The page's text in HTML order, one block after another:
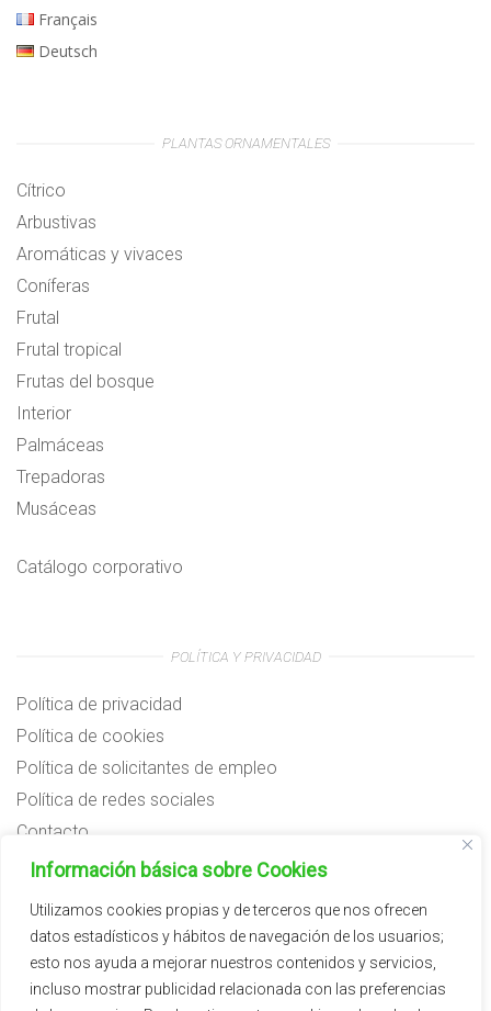
Información básica sobre Cookies
Utilizamos cookies propias y de terceros que nos ofrecen
datos estadísticos y hábitos de navegación de los usuarios;
esto nos ayuda a mejorar nuestros contenidos y servicios,
incluso mostrar publicidad relacionada con las preferencias
Français
Deutsch
PLANTAS ORNAMENTALES
Cítrico
Arbustivas
Aromáticas y vivaces
Coníferas
Frutal
Frutal tropical
Frutas del bosque
Interior
Palmáceas
Trepadoras
Musáceas
Catálogo corporativo
POLÍTICA Y PRIVACIDAD
Política de privacidad
Política de cookies
Política de solicitantes de empleo
Política de redes sociales
Contacto
Preguntas frecuentes
Subvenciones